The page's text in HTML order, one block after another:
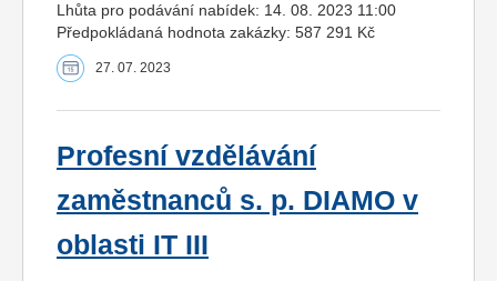
Lhůta pro podávání nabídek: 14. 08. 2023 11:00
Předpokládaná hodnota zakázky: 587 291 Kč
27. 07. 2023
Profesní vzdělávání
zaměstnanců s. p. DIAMO v
oblasti IT III